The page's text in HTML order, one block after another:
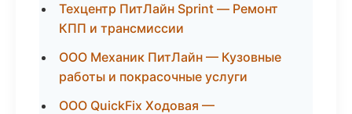
Техцентр ПитЛайн Sprint — Ремонт
КПП и трансмиссии
ООО Механик ПитЛайн — Кузовные
работы и покрасочные услуги
ООО QuickFix Ходовая —